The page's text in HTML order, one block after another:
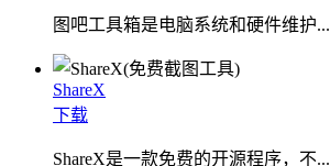
图吧工具箱是电脑系统和硬件维护...
ShareX
下载
ShareX是一款免费的开源程序，不...